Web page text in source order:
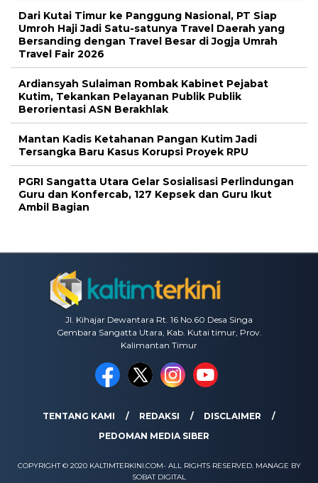
Dari Kutai Timur ke Panggung Nasional, PT Siap
Umroh Haji Jadi Satu-satunya Travel Daerah yang
Bersanding dengan Travel Besar di Jogja Umrah
Travel Fair 2026
Ardiansyah Sulaiman Rombak Kabinet Pejabat
Kutim, Tekankan Pelayanan Publik Publik
Berorientasi ASN Berakhlak
Mantan Kadis Ketahanan Pangan Kutim Jadi
Tersangka Baru Kasus Korupsi Proyek RPU
PGRI Sangatta Utara Gelar Sosialisasi Perlindungan
Guru dan Konfercab, 127 Kepsek dan Guru Ikut
Ambil Bagian
Jl. Kihajar Dewantara Rt. 16 No.60 Desa Singa
Gembara Sangatta Utara, Kab. Kutai timur, Prov.
Kalimantan Timur
TENTANG KAMI REDAKSI
DISCLAIMER
PEDOMAN MEDIA SIBER
COPYRIGHT © 2020 KALTIMTERKINI.COM- ALL RIGHTS RESERVED. MANAGE BY
SOBAT DIGITAL